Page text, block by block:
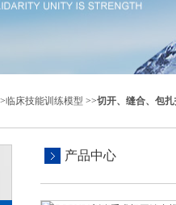
临床技能训练模型 >>切开、缝合、包
产品中心